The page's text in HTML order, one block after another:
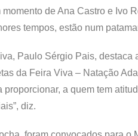
de Ana Castro e Ivo
tempos, estão num
Paulo Sérgio Pais, destaca
da Feira Viva – Natação
proporcionar, a quem tem
diz.